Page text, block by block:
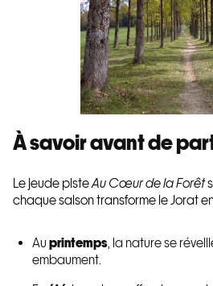
À savoir avant de
Le jeude pisteAu Cœur de la Forêt
chaque saison transforme le Jorat
Au printemps, la nature se
embaument.